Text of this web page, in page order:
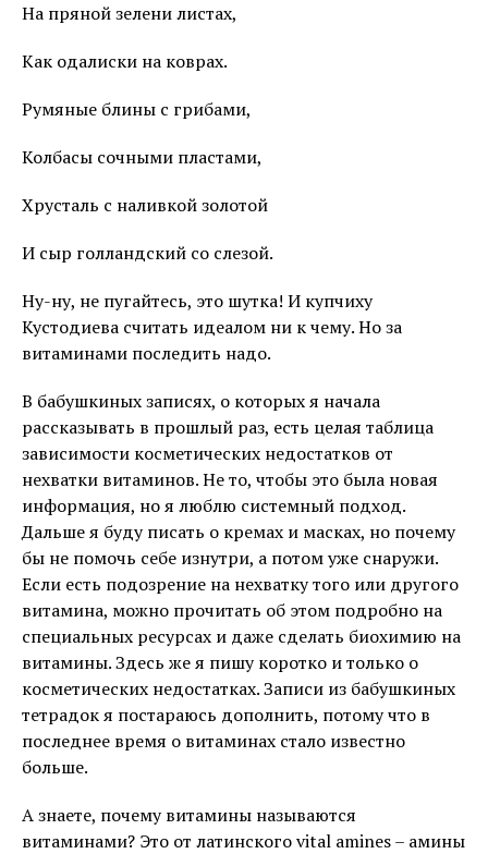
На пряной зелени листах,
Как одалиски на коврах.
Румяные блины с грибами,
Колбасы сочными пластами,
Хрусталь с наливкой золотой
И сыр голландский со слезой.
Ну-ну, не пугайтесь, это шутка! И купчиху
Кустодиева считать идеалом ни к чему. Но за
витаминами последить надо.
В бабушкиных записях, о которых я начала
рассказывать в прошлый раз, есть целая таблица
зависимости косметических недостатков от
нехватки витаминов. Не то, чтобы это была новая
информация, но я люблю системный подход.
Дальше я буду писать о кремах и масках, но почему
бы не помочь себе изнутри, а потом уже снаружи.
Если есть подозрение на нехватку того или другого
витамина, можно прочитать об этом подробно на
специальных ресурсах и даже сделать биохимию на
витамины. Здесь же я пишу коротко и только о
косметических недостатках. Записи из бабушкиных
тетрадок я постараюсь дополнить, потому что в
последнее время о витаминах стало известно
больше.
А знаете, почему витамины называются
витаминами? Это от латинского vital amines – амины